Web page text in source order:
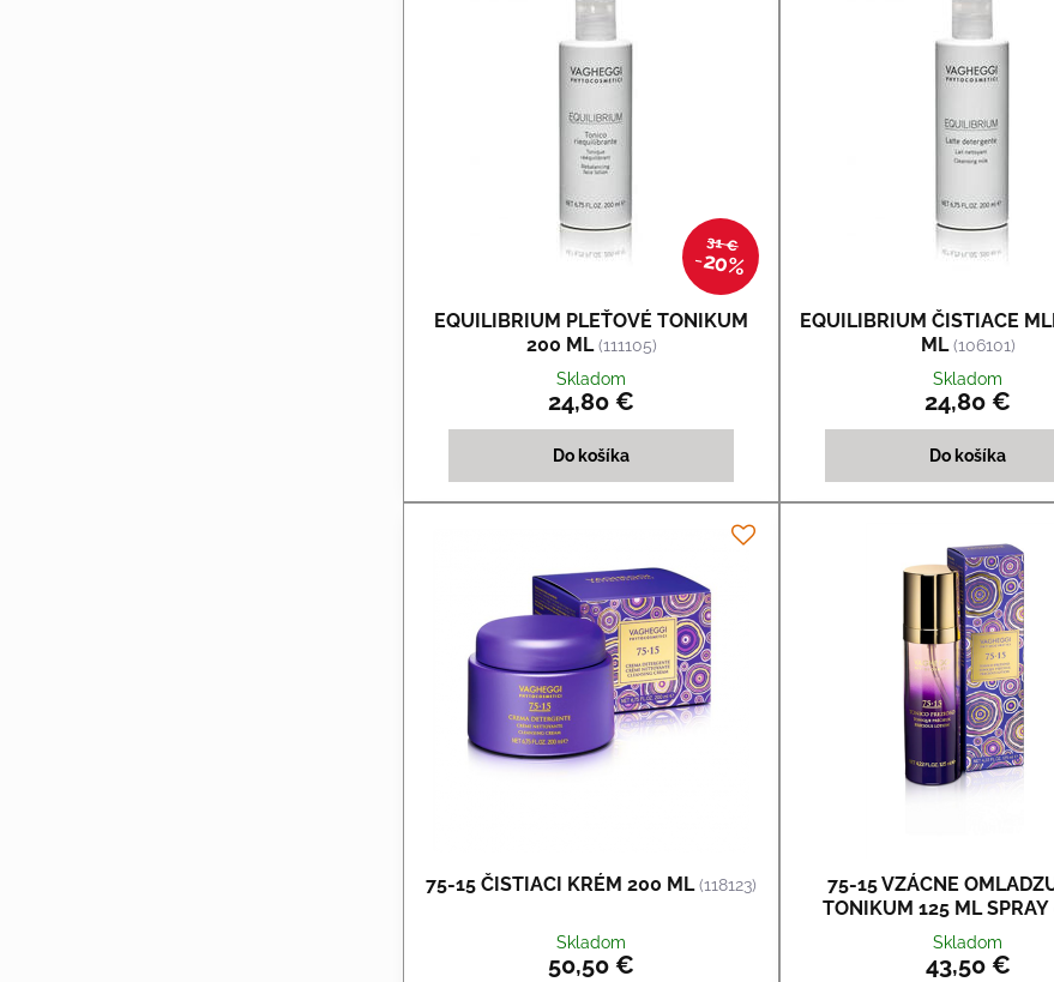
31 €
20%
EQUILIBRIUM PLEŤOVÉ TONIKUM
200 ML (111105)
Skladom
24,80 €
Do košíka
EQUILIBRIUM ČISTIACE
ML (106101)
Skladom
24,80 €
Do košíka
75-15 ČISTIACI KRÉM 200 ML (118123)
Skladom
50,50 €
75-15 VZÁCNE
TONIKUM 125 ML SPRAY
Skladom
43,50 €